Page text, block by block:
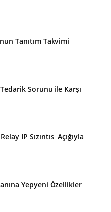
Tanıtım Takvimi
Sorunu ile Karşı
IP Sızıntısı Açığıyla
Yepyeni Özellikler